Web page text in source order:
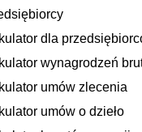
dla
wynagrodzeń
umów zlecenia
umów o dzieło